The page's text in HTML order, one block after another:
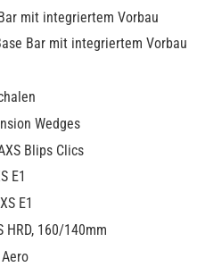
mit integriertem Vorbau
Bar mit integriertem Vorbau
Wedges
Blips Clics
E1
E1
HRD, 160/140mm